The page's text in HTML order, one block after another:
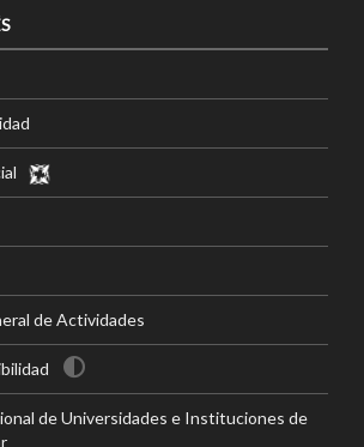
de Actividades
de Universidades e Instituciones de